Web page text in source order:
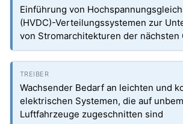
Einführung von
(HVDC)-Verteilungssystemen zur
von Stromarchitekturen der nächsten
Wachsender Bedarf an leichten und
elektrischen Systemen, die auf
Luftfahrzeuge zugeschnitten sind